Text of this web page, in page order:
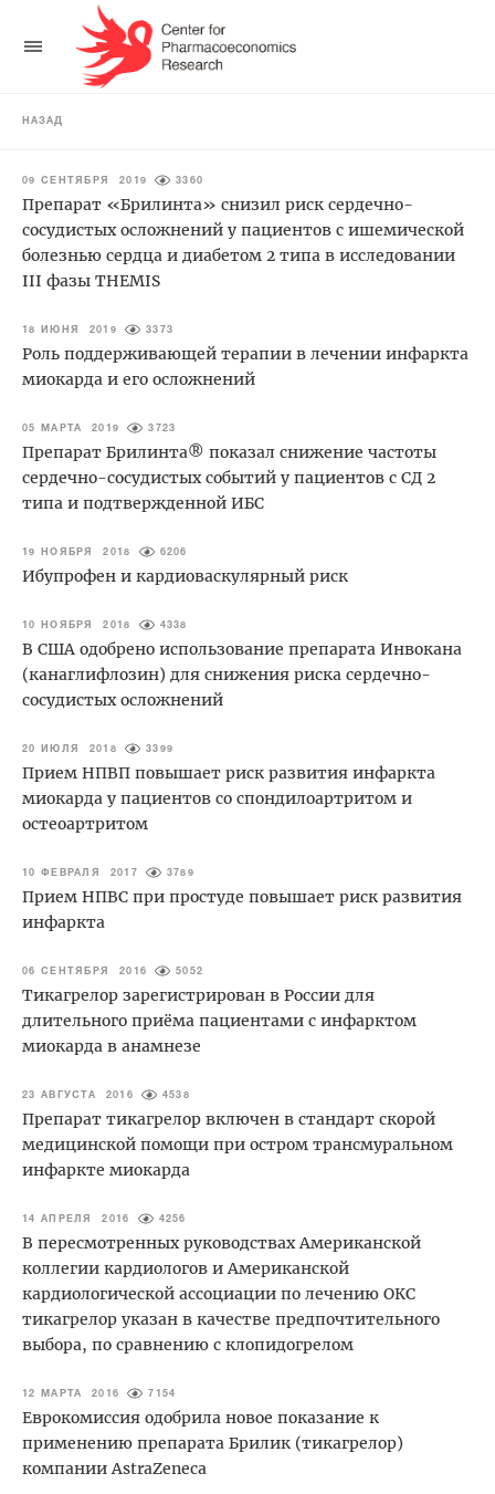
НАЗАД
09 СЕНТЯБРЯ 2019 3360
Препарат «Брилинта» снизил риск сердечно-
сосудистых осложнений у пациентов с ишемической
болезнью сердца и диабетом 2 типа в исследовании
III фазы THEMIS
18 ИЮНЯ 2019 3373
Роль поддерживающей терапии в лечении инфаркта
миокарда и его осложнений
05 МАРТА 2019 3723
Препарат Брилинта® показал снижение частоты
сердечно-сосудистых событий у пациентов с СД 2
типа и подтвержденной ИБС
19 НОЯБРЯ 2018 6206
Ибупрофен и кардиоваскулярный риск
10 НОЯБРЯ 2018 4338
В США одобрено использование препарата Инвокана
(канаглифлозин) для снижения риска сердечно-
сосудистых осложнений
20 ИЮЛЯ 2018 3399
Прием НПВП повышает риск развития инфаркта
миокарда у пациентов со спондилоартритом и
остеоартритом
10 ФЕВРАЛЯ 2017 3789
Прием НПВС при простуде повышает риск развития
инфаркта
06 СЕНТЯБРЯ 2016 5052
Тикагрелор зарегистрирован в России для
длительного приёма пациентами с инфарктом
миокарда в анамнезе
23 АВГУСТА 2016 4538
Препарат тикагрелор включен в стандарт скорой
медицинской помощи при остром трансмуральном
инфаркте миокарда
14 АПРЕЛЯ 2016 4256
В пересмотренных руководствах Американской
коллегии кардиологов и Американской
кардиологической ассоциации по лечению ОКС
тикагрелор указан в качестве предпочтительного
выбора, по сравнению с клопидогрелом
12 МАРТА 2016 7154
Еврокомиссия одобрила новое показание к
применению препарата Брилик (тикагрелор)
компании AstraZeneca